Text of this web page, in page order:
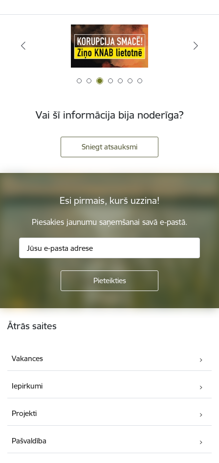
Vai šī informācija bija noderīga?
Sniegt atsauksmi
Esi pirmais, kurš uzzina!
Piesakies jaunumu saņemšanai savā e-pastā.
Kājene
Ātrās saites
Vakances
Iepirkumi
Projekti
Pašvaldība